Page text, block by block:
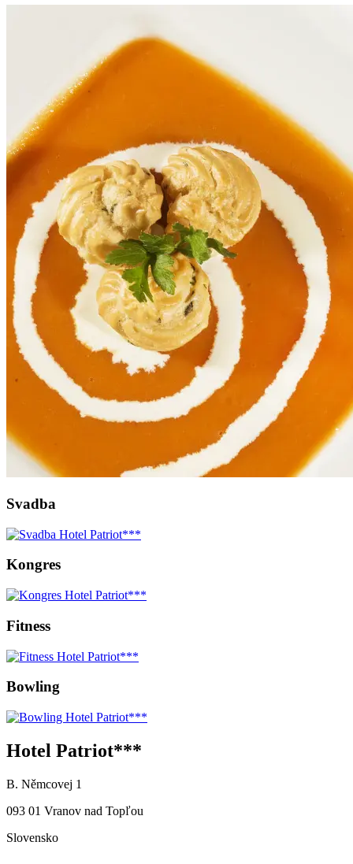
Svadba
Kongres
Fitness
Bowling
Hotel Patriot***
B. Němcovej 1
093 01 Vranov nad Topľou
Slovensko